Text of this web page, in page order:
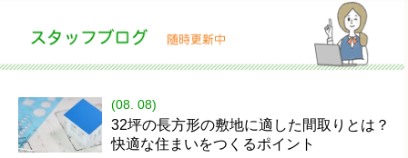
(08. 08)
32坪の長方形の敷地に適した間取りとは？
快適な住まいをつくるポイント